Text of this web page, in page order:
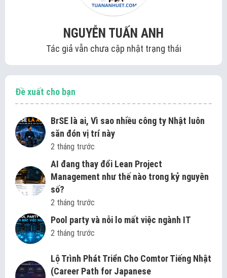
NGUYỄN TUẤN ANH
Tác giả vẫn chưa cập nhật trạng thái
Đề xuất cho bạn
BrSE là ai, Vì sao nhiều công ty Nhật luôn
săn đón vị trí này
2 tháng trước
AI đang thay đổi Lean Project
Management như thế nào trong kỷ nguyên
số?
2 tháng trước
Pool party và nỗi lo mất việc ngành IT
2 tháng trước
Lộ Trình Phát Triển Cho Comtor Tiếng Nhật
(Career Path for Japanese